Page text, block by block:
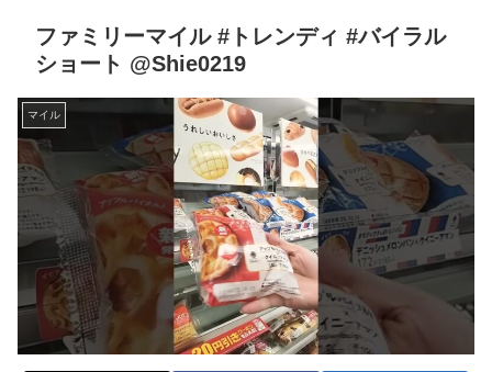
ファミリーマイル #トレンディ #バイラル
ショート @Shie0219
マイル